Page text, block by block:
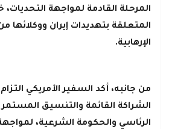
المرحلة القادمة لمواجهة
المتعلقة بتهديدات إيران ووكلائها
الإرهابية.
من جانبه، أكد السفير الأمريكي
الشراكة القائمة والتنسيق
الرئاسي والحكومة الشرعية، لمواجهة